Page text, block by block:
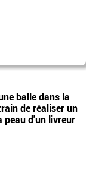
balle dans la
de réaliser un
peau d'un livreur